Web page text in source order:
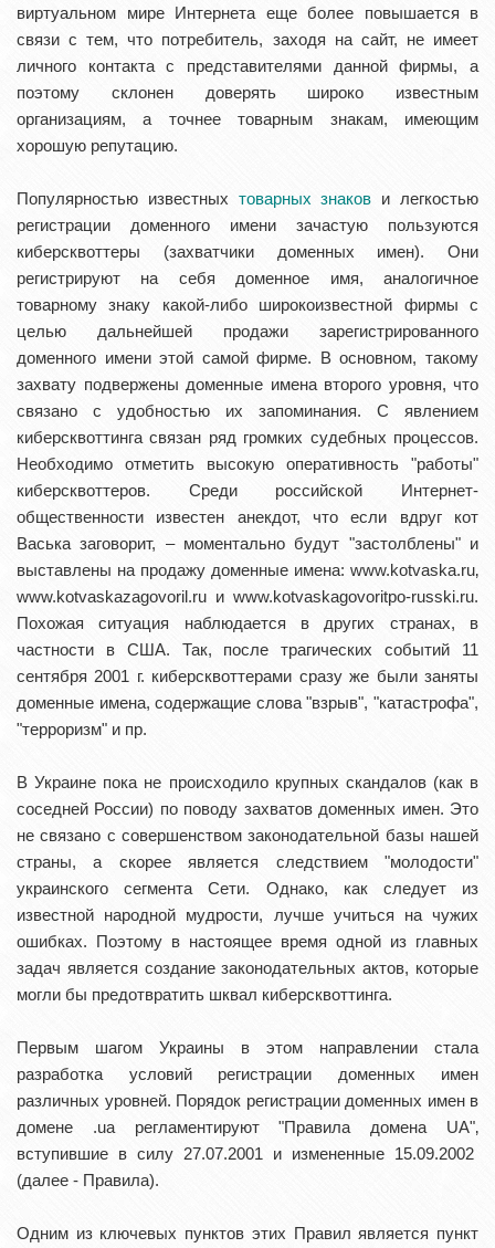
виртуальном мире Интернета еще более повышается в
связи с тем, что потребитель, заходя на сайт, не имеет
личного контакта с представителями данной фирмы, а
поэтому склонен доверять широко известным
организациям, а точнее товарным знакам, имеющим
хорошую репутацию.
Популярностью известных товарных знаков и легкостью
регистрации доменного имени зачастую пользуются
киберсквоттеры (захватчики доменных имен). Они
регистрируют на себя доменное имя, аналогичное
товарному знаку какой-либо широкоизвестной фирмы с
целью дальнейшей продажи зарегистрированного
доменного имени этой самой фирме. В основном, такому
захвату подвержены доменные имена второго уровня, что
связано с удобностью их запоминания. С явлением
киберсквоттинга связан ряд громких судебных процессов.
Необходимо отметить высокую оперативность "работы"
киберсквоттеров. Среди российской Интернет-
общественности известен анекдот, что если вдруг кот
Васька заговорит, – моментально будут "застолблены" и
выставлены на продажу доменные имена: www.kotvaska.ru‚
www.kotvaskazagovoril.ru и www.kotvaskagovoritpo-russki.ru.
Похожая ситуация наблюдается в других странах, в
частности в США. Так, после трагических событий 11
сентября 2001 г. киберсквоттерами сразу же были заняты
доменные имена, содержащие слова "взрыв", "катастрофа",
"терроризм" и пр.
В Украине пока не происходило крупных скандалов (как в
соседней России) по поводу захватов доменных имен. Это
не связано с совершенством законодательной базы нашей
страны, а скорее является следствием "молодости"
украинского сегмента Сети. Однако, как следует из
известной народной мудрости, лучше учиться на чужих
ошибках. Поэтому в настоящее время одной из главных
задач является создание законодательных актов, которые
могли бы предотвратить шквал киберсквоттинга.
Первым шагом Украины в этом направлении стала
разработка условий регистрации доменных имен
различных уровней. Порядок регистрации доменных имен в
домене .ua регламентируют "Правила домена UA"‚
вступившие в силу 27.07.2001 и измененные 15.09.2002
(далее - Правила).
Одним из ключевых пунктов этих Правил является пункт